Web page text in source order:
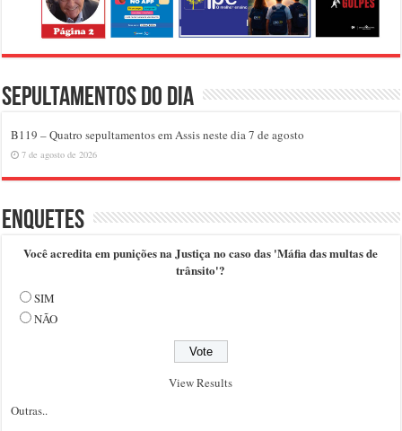
Sepultamentos do dia
B119 – Quatro sepultamentos em Assis neste dia 7 de agosto
7 de agosto de 2026
Enquetes
Você acredita em punições na Justiça no caso das 'Máfia das multas de
trânsito'?
SIM
NÃO
View Results
Outras..